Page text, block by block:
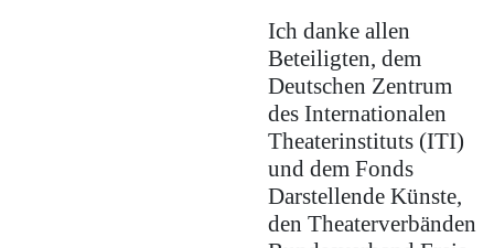
Ich danke allen
Beteiligten, dem
Deutschen Zentrum
des Internationalen
Theaterinstituts (ITI)
und dem Fonds
Darstellende Künste,
den Theaterverbänden